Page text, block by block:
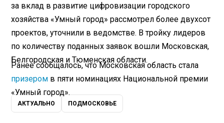
за вклад в развитие цифровизации городского
хозяйства «Умный город» рассмотрел более двухсот
проектов, уточнили в ведомстве. В тройку лидеров
по количеству поданных заявок вошли Московская,
Белгородская и Тюменская области.
Ранее сообщалось, что Московская область стала
призером в пяти номинациях Национальной премии
«Умный город».
АКТУАЛЬНО ПОДМОСКОВЬЕ